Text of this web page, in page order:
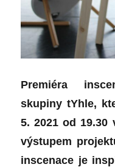
Premiéra
skupiny tYhle,
5. 2021 od 19.30
výstupem
inscenace je